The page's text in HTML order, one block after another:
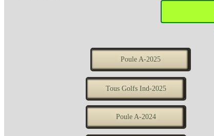
Poule A-2025
Tous Golfs Ind-2025
Poule A-2024